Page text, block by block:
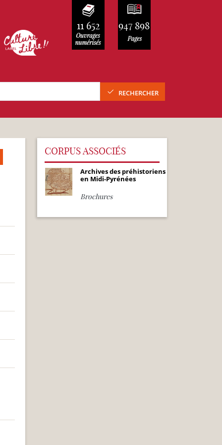
11 652 947 898
RECHERCHER
CORPUS ASSOCIÉS
Archives des préhistoriens
en Midi-Pyrénées
Brochures